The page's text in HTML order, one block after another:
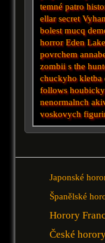
temné patro
ellar secret
bolest mucq
horror Eden
povrchem
zombii s the
chuckyho kletba
follows houbicky
nenormalnch
voskovych
Japonské
Španělské
Horory
České